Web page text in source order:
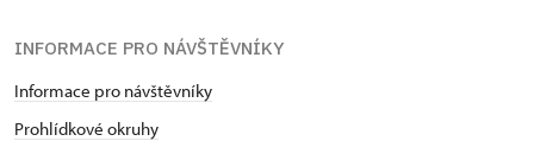
INFORMACE PRO NÁVŠTĚVNÍKY
Informace pro návštěvníky
Prohlídkové okruhy